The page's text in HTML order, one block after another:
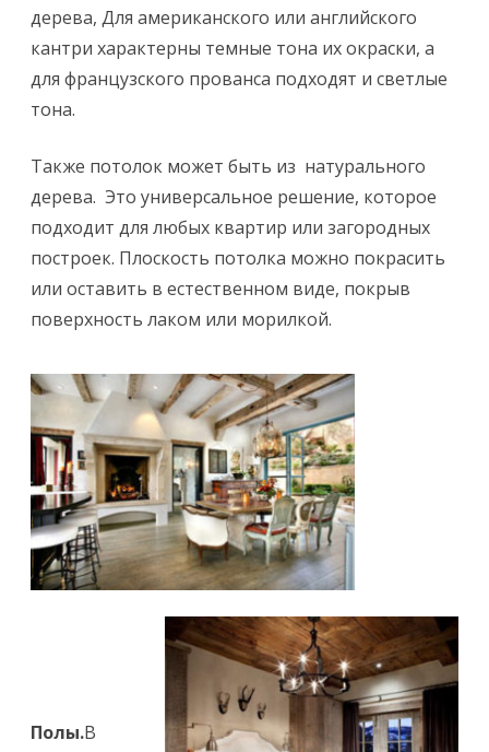
дерева, Для американского или английского
кантри характерны темные тона их окраски, а
для французского прованса подходят и светлые
тона.
Также потолок может быть из натурального
дерева. Это универсальное решение, которое
подходит для любых квартир или загородных
построек. Плоскость потолка можно покрасить
или оставить в естественном виде, покрыв
поверхность лаком или морилкой.
Полы.В